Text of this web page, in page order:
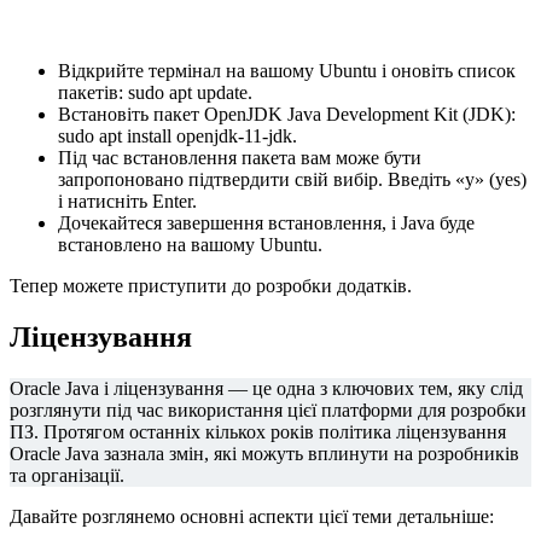
Відкрийте термінал на вашому Ubuntu і оновіть список
пакетів: sudo apt update.
Встановіть пакет OpenJDK Java Development Kit (JDK):
sudo apt install openjdk-11-jdk.
Під час встановлення пакета вам може бути
запропоновано підтвердити свій вибір. Введіть «y» (yes)
і натисніть Enter.
Дочекайтеся завершення встановлення, і Java буде
встановлено на вашому Ubuntu.
Тепер можете приступити до розробки додатків.
Ліцензування
Oracle Java і ліцензування — це одна з ключових тем, яку слід
розглянути під час використання цієї платформи для розробки
ПЗ. Протягом останніх кількох років політика ліцензування
Oracle Java зазнала змін, які можуть вплинути на розробників
та організації.
Давайте розглянемо основні аспекти цієї теми детальніше: